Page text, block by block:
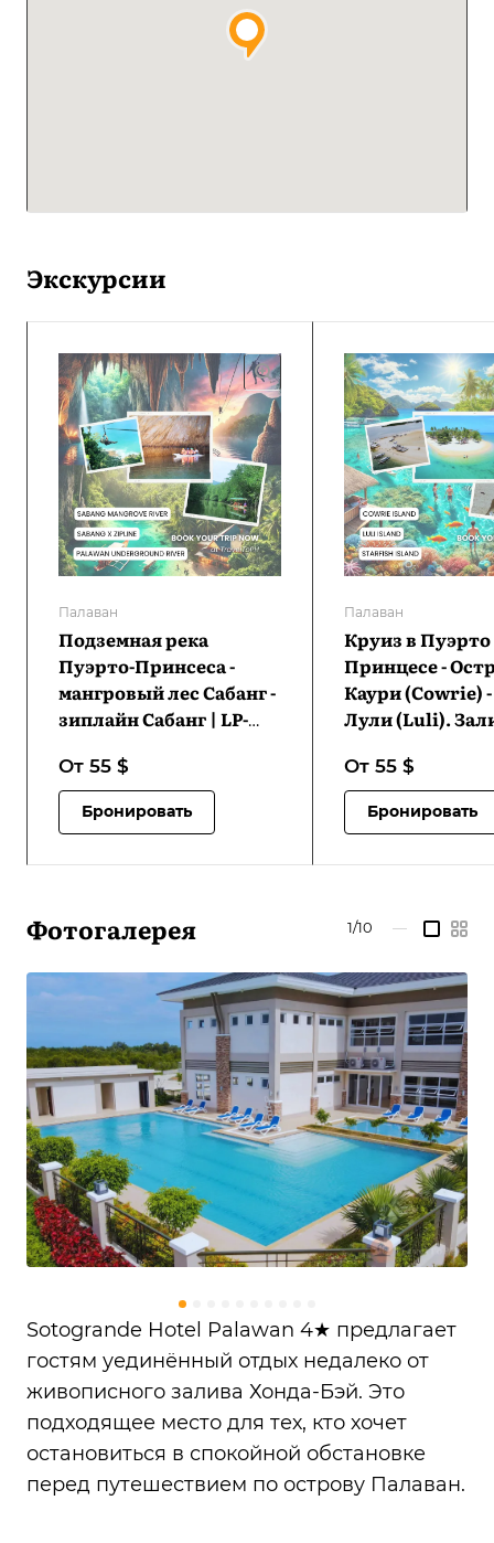
Экскурсии
Палаван
Подземная река
Пуэрто-Принсеса -
мангровый лес Сабанг -
зиплайн Сабанг | LP-
От 55 $
Бронировать
Палаван
Круиз в Пуэрто
Принцесе -
Каури (Cowrie)
Лули (Luli).
Старфиш
Залив Хонда |
IHPPCILISI-D1
От 55 $
Бронировать
Фотогалерея 1/10 —
Sotogrande Hotel Palawan 4★ предлагает
гостям уединённый отдых недалеко от
живописного залива Хонда-Бэй. Это
подходящее место для тех, кто хочет
остановиться в спокойной обстановке
перед путешествием по острову Палаван.